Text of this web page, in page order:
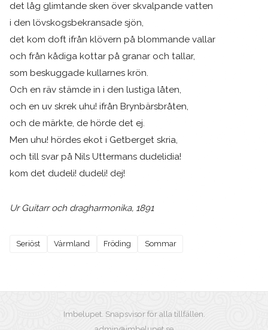
det låg glimtande sken över skvalpande vatten
i den lövskogsbekransade sjön,
det kom doft ifrån klövern på blommande vallar
och från kådiga kottar på granar och tallar,
som beskuggade kullarnes krön.
Och en räv stämde in i den lustiga låten,
och en uv skrek uhu! ifrån Brynbärsbråten,
och de märkte, de hörde det ej.
Men uhu! hördes ekot i Getberget skria,
och till svar på Nils Uttermans dudelidia!
kom det dudeli! dudeli! dej!
Ur Guitarr och dragharmonika, 1891
Seriöst Värmland Fröding Sommar
Imbelupet. Snapsvisor för alla tillfällen.